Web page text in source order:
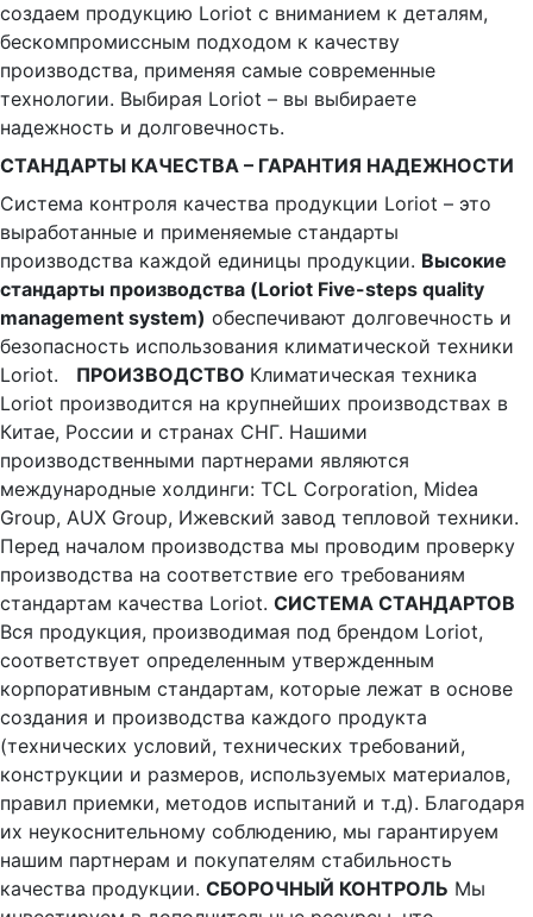
создаем продукцию Loriot с вниманием к деталям,
бескомпромиссным подходом к качеству
производства, применяя самые современные
технологии. Выбирая Loriot – вы выбираете
надежность и долговечность.
СТАНДАРТЫ КАЧЕСТВА – ГАРАНТИЯ НАДЕЖНОСТИ
Система контроля качества продукции Loriot – это
выработанные и применяемые стандарты
производства каждой единицы продукции. Высокие
стандарты производства (Loriot Five-steps quality
management system) обеспечивают долговечность и
безопасность использования климатической техники
Loriot. ПРОИЗВОДСТВО Климатическая техника
Loriot производится на крупнейших производствах в
Китае, России и странах СНГ. Нашими
производственными партнерами являются
международные холдинги: TCL Corporation, Midea
Group, AUX Group, Ижевский завод тепловой техники.
Перед началом производства мы проводим проверку
производства на соответствие его требованиям
стандартам качества Loriot. СИСТЕМА СТАНДАРТОВ
Вся продукция, производимая под брендом Loriot,
соответствует определенным утвержденным
корпоративным стандартам, которые лежат в основе
создания и производства каждого продукта
(технических условий, технических требований,
конструкции и размеров, используемых материалов,
правил приемки, методов испытаний и т.д). Благодаря
их неукоснительному соблюдению, мы гарантируем
нашим партнерам и покупателям стабильность
качества продукции. СБОРОЧНЫЙ КОНТРОЛЬ Мы